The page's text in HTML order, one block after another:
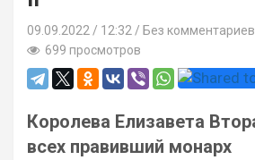
09.09.2022 12:32 / Без комментариев
699 просмотров
Королева Елизавета
всех правивший монарх